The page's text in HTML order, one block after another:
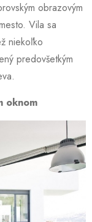
obrazovým
Vila sa
niekoľko
predovšetkým
oknom